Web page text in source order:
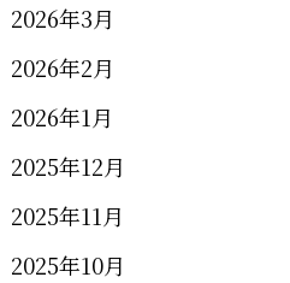
2026年3月
2026年2月
2026年1月
2025年12月
2025年11月
2025年10月